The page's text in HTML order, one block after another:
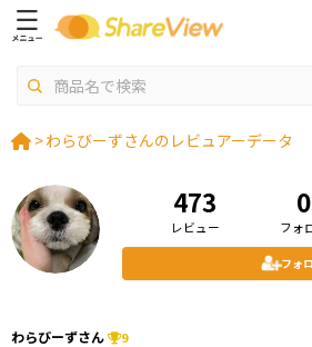
>わらびーずさんのレビュアーデータ
473
レビュー
0
フォ
フォ
わらびーずさん 9